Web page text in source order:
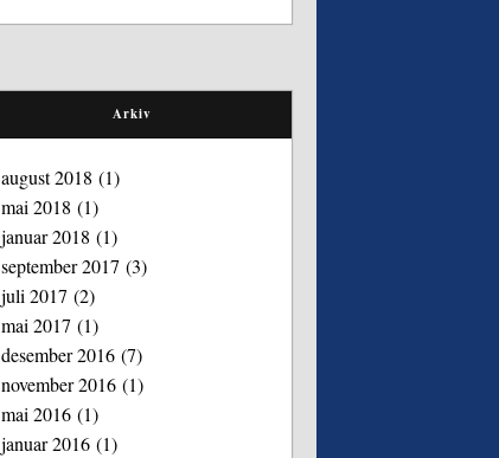
Arkiv
august 2018 (1)
mai 2018 (1)
januar 2018 (1)
september 2017 (3)
juli 2017 (2)
mai 2017 (1)
desember 2016 (7)
november 2016 (1)
mai 2016 (1)
januar 2016 (1)